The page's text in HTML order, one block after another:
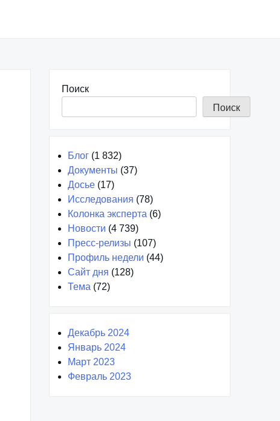
Поиск
Поиск
Блог (1 832)
Документы (37)
Досье (17)
Исследования (78)
Колонка эксперта (6)
Новости (4 739)
Пресс-релизы (107)
Профиль недели (44)
Сайт дня (128)
Тема (72)
Декабрь 2024
Январь 2024
Март 2023
Февраль 2023